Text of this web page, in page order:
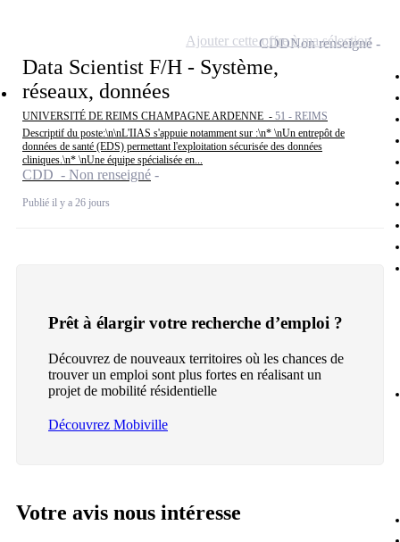
Data Scientist F/H - Système,
réseaux, données
UNIVERSITÉ DE REIMS CHAMPAGNE ARDENNE - 51 - REIMS
Descriptif du poste:\n\nL'IIAS s'appuie notamment sur :\n* \nUn entrepôt de
données de santé (EDS) permettant l'exploitation sécurisée des données
cliniques.\n* \nUne équipe spécialisée en...
CDD - Non renseigné
Publié il y a 26 jours
CDDNon renseigné
Ajouter cette offre à ma sélection
Prêt à élargir votre recherche d’emploi ?
Découvrez de nouveaux territoires où les chances de
trouver un emploi sont plus fortes en réalisant un
projet de mobilité résidentielle
Découvrez Mobiville
Votre avis nous intéresse